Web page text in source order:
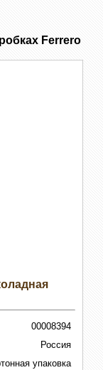
Ferrero
00008394
Россия
упаковка